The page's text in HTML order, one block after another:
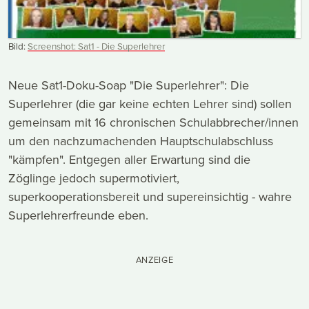
Bild:Screenshot: Sat1 - Die Superlehrer
Neue Sat1-Doku-Soap "Die Superlehrer": Die
Superlehrer (die gar keine echten Lehrer sind) sollen
gemeinsam mit 16 chronischen Schulabbrecher/innen
um den nachzumachenden Hauptschulabschluss
"kämpfen". Entgegen aller Erwartung sind die
Zöglinge jedoch supermotiviert,
superkooperationsbereit und supereinsichtig - wahre
Superlehrerfreunde eben.
ANZEIGE